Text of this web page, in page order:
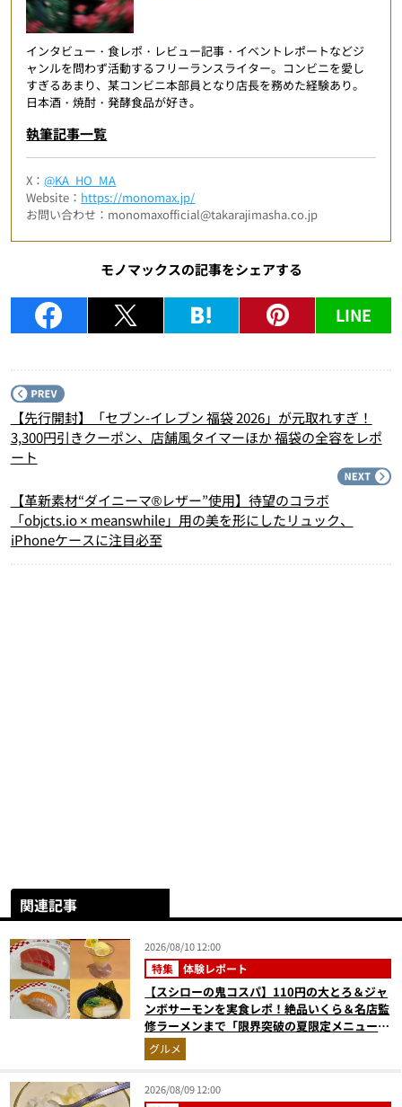
インタビュー・食レポ・レビュー記事・イベントレポートなどジ
ャンルを問わず活動するフリーランスライター。コンビニを愛し
すぎるあまり、某コンビニ本部員となり店長を務めた経験あり。
日本酒・焼酎・発酵食品が好き。
執筆記事一覧
X：@KA_HO_MA
Website： https://monomax.jp/
お問い合わせ：monomaxofficial@takarajimasha.co.jp
モノマックスの記事をシェアする
LINE
【先行開封】「セブン‐イレブン 福袋 2026」が元取れすぎ！
3,300円引きクーポン、店舗風タイマーほか 福袋の全容をレポ
ート
【革新素材“ダイニーマ®レザー”使用】待望のコラボ
「objcts.io × meanswhile」用の美を形にしたリュック、
iPhoneケースに注目必至
関連記事
2026/08/10 12:00
特集 体験レポート
【スシローの鬼コスパ】110円の大とろ＆ジャ
ンボサーモンを実食レポ！絶品いくら＆名店監
修ラーメンまで「限界突破の夏限定メニュー」
12品
グルメ
2026/08/09 12:00